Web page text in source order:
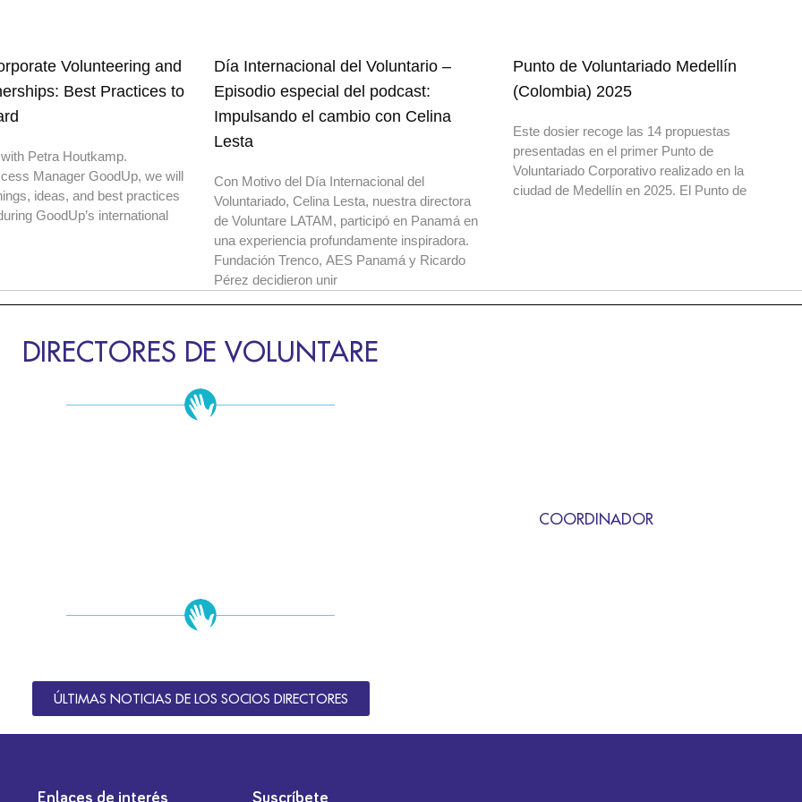
Volunteering and
Best Practices to
Petra Houtkamp.
Manager GoodUp, we will
ideas, and best practices
GoodUp’s international
Día Internacional del Voluntario –
Episodio especial del podcast:
Impulsando el cambio con Celina
Lesta
Con Motivo del Día Internacional del
Voluntariado, Celina Lesta, nuestra directora
de Voluntare LATAM, participó en Panamá en
una experiencia profundamente inspiradora.
Fundación Trenco, AES Panamá y Ricardo
Pérez decidieron unir
Punto de Voluntariado Medellín
(Colombia) 2025
Este dosier recoge las 14 propuestas
presentadas en el primer Punto de
Voluntariado Corporativo realizado en la
ciudad de Medellín en 2025. El Punto de
DIRECTORES DE VOLUNTARE
COORDINADOR
ÚLTIMAS NOTICIAS DE LOS SOCIOS DIRECTORES
Enlaces de interés Suscríbete